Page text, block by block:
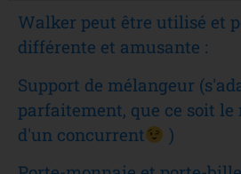
Walker peut être utilisé et
différente et amusante :
Support de mélangeur
parfaitement, que ce soit le
d'un concurrent
)